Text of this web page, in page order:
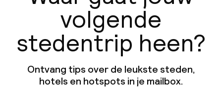
volgende
stedentrip heen?
Ontvang tips over de leukste steden,
hotels en hotspots in je mailbox.